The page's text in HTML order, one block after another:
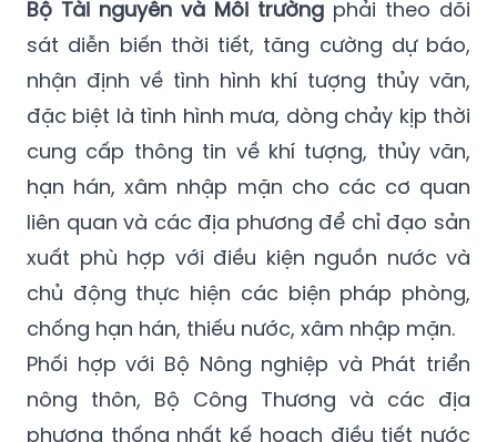
Trung Bộ, Tây Nguyên, vùng núi, hải đảo và
các vùng thiếu nước sinh hoạt khác.
Bộ Tài nguyên và Môi trườngphải theo dõi
sát diễn biến thời tiết, tăng cường dự báo,
nhận định về tình hình khí tượng thủy văn,
đặc biệt là tình hình mưa, dòng chảy kịp thời
cung cấp thông tin về khí tượng, thủy văn,
hạn hán, xâm nhập mặn cho các cơ quan
liên quan và các địa phương để chỉ đạo sản
xuất phù hợp với điều kiện nguồn nước và
chủ động thực hiện các biện pháp phòng,
chống hạn hán, thiếu nước, xâm nhập mặn.